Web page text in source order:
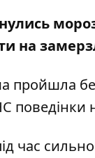
на
пройшла
поведінки
час